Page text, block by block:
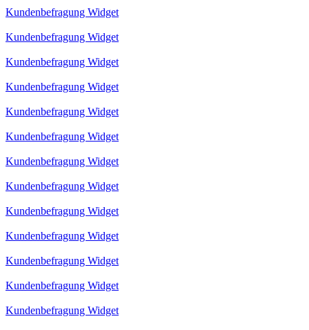
Kundenbefragung Widget
Kundenbefragung Widget
Kundenbefragung Widget
Kundenbefragung Widget
Kundenbefragung Widget
Kundenbefragung Widget
Kundenbefragung Widget
Kundenbefragung Widget
Kundenbefragung Widget
Kundenbefragung Widget
Kundenbefragung Widget
Kundenbefragung Widget
Kundenbefragung Widget